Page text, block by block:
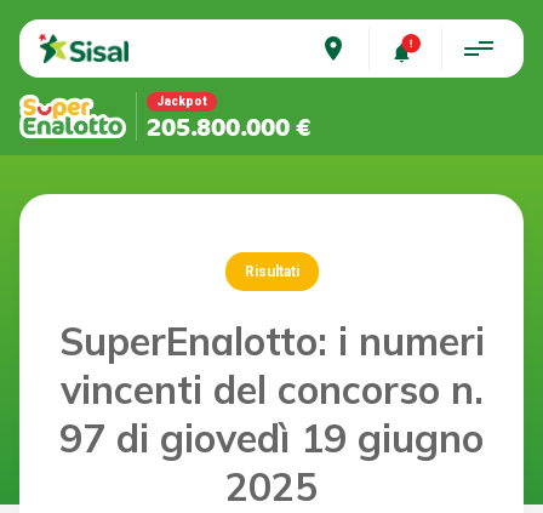
place
Jackpot
205.800.000 €
Risultati
SuperEnalotto: i numeri
vincenti del concorso n.
97 di giovedì 19 giugno
2025